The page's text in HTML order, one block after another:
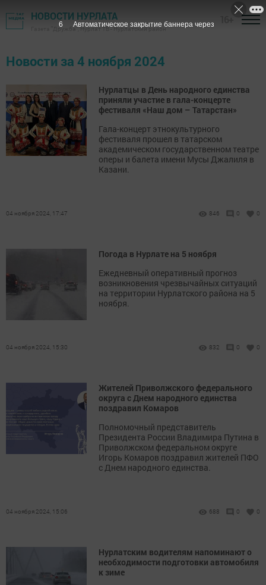
НОВОСТИ НУРЛАТА
Газета "Дружба", Нурлат ТВ - Нурлатский район
Новости за 4 ноября 2024
Нурлатцы в День народного единства
приняли участие в гала-концерте
фестиваля «Наш дом – Татарстан»
Гала-концерт этнокультурного
фестиваля прошел в татарском
академическом государственном театре
оперы и балета имени Мусы Джалиля в
Казани.
04 ноября 2024, 17:47 846 0 0
Погода в Нурлате на 5 ноября
Ежедневный оперативный прогноз
возникновения чрезвычайных ситуаций
на территории Нурлатского района на 5
ноября.
04 ноября 2024, 15:30 832 0 0
Жителей Приволжского федерального
округа с Днем народного единства
поздравил Комаров
Полномочный представитель
Президента России Владимира Путина в
Приволжском федеральном округе
Игорь Комаров поздравил жителей ПФО
с Днем народного единства.
04 ноября 2024, 15:06 688 0 0
Нурлатским водителям напоминают о
необходимости подготовки автомобиля
к зиме
5 Автоматическое закрытие баннера через